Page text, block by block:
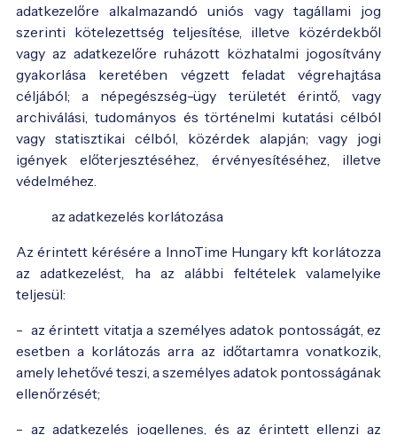
adatkezelőre alkalmazandó uniós vagy tagállami jog
szerinti kötelezettség teljesítése, illetve közérdekből
vagy az adatkezelőre ruházott közhatalmi jogosítvány
gyakorlása keretében végzett feladat végrehajtása
céljából; a népegészség-ügy területét érintő, vagy
archiválási, tudományos és történelmi kutatási célból
vagy statisztikai célból, közérdek alapján; vagy jogi
igények előterjesztéséhez, érvényesítéséhez, illetve
védelméhez.
az adatkezelés korlátozása
Az érintett kérésére a InnoTime Hungary kft korlátozza
az adatkezelést, ha az alábbi feltételek valamelyike
teljesül:
- az érintett vitatja a személyes adatok pontosságát, ez
esetben a korlátozás arra az időtartamra vonatkozik,
amely lehetővé teszi, a személyes adatok pontosságának
ellenőrzését;
- az adatkezelés jogellenes, és az érintett ellenzi az